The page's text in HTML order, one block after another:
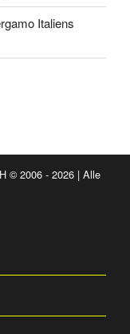
Italiens
© 2006 - 2026 | Alle